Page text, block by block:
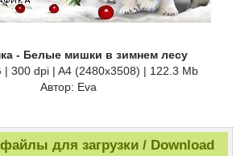
- Белые мишки в зимнем лесу
| 300 dpi | A4 (2480x3508) | 122.3 Mb
Автор: Eva
для загрузки / Download